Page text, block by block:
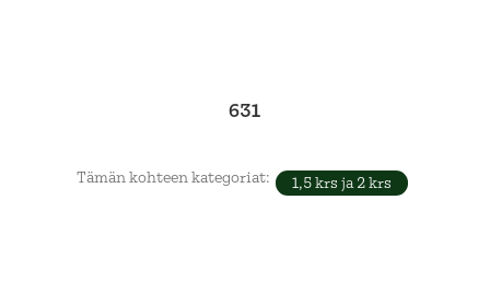
631
Tämän kohteen kategoriat: 1,5 krs ja 2 krs